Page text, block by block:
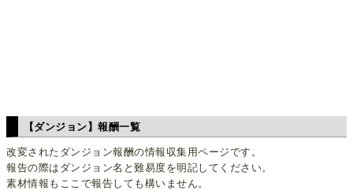
【ダンジョン】報酬一覧
改変されたダンジョン報酬の情報収集用ページです。
報告の際はダンジョン名と難易度を明記してください。
素材情報もここで報告しても構いません。